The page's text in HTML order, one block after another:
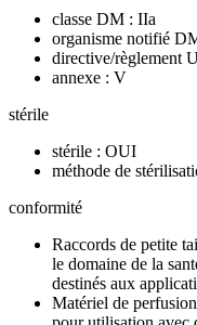
classe DM : IIa
organisme notifié
directive/règlement
annexe : V
stérile
stérile : OUI
méthode de
conformité
Raccords de petite
le domaine de la
destinés aux
Matériel de